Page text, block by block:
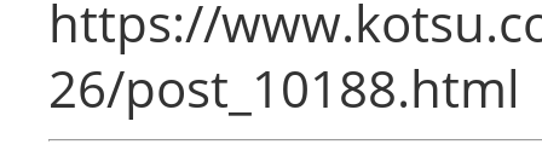
https://
26/post_10188.html